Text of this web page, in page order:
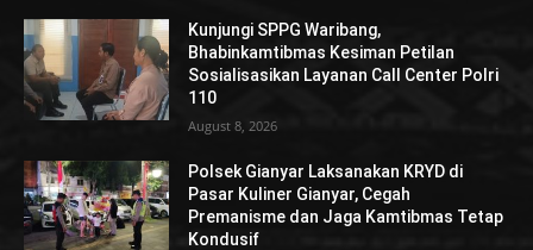
Kunjungi SPPG Waribang,
Bhabinkamtibmas Kesiman Petilan
Sosialisasikan Layanan Call Center Polri
110
August 8, 2026
Polsek Gianyar Laksanakan KRYD di
Pasar Kuliner Gianyar, Cegah
Premanisme dan Jaga Kamtibmas Tetap
Kondusif